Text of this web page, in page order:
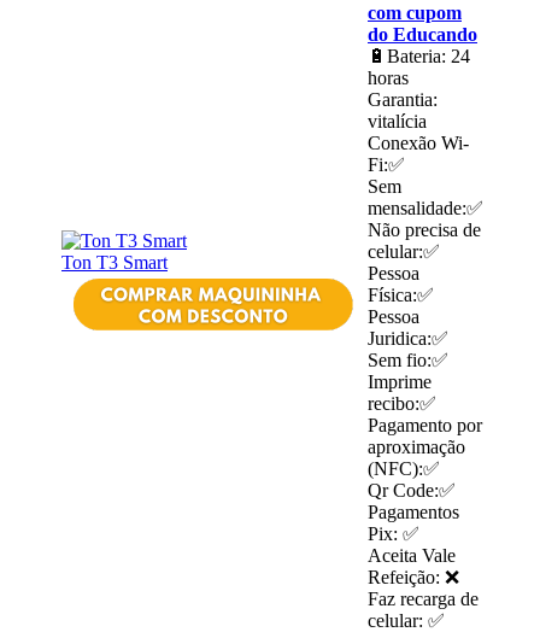
Ton T3 Smart
com cupom
do Educando
🔋Bateria: 24
horas
Garantia:
vitalícia
Conexão Wi-
Fi:✅
Sem
mensalidade:✅
Não precisa de
celular:✅
Pessoa
Física:✅
Pessoa
Juridica:✅
Sem fio:✅
Imprime
recibo:✅
Pagamento por
aproximação
(NFC):✅
Qr Code:✅
Pagamentos
Pix: ✅
Aceita Vale
Refeição: ❌
Faz recarga de
celular: ✅